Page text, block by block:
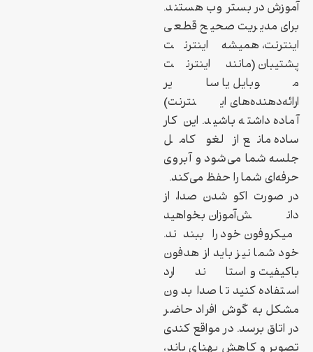
آموزش در بستر وب هستند.
برای مدیریت صحیح قطعی
اینترنت، همیشه اینترنت
پشتیبان (مانند اینترنت
موبایل یا سایر
ارائه‌دهنده‌های اینترنت)
آماده داشته باشید. این کار
ساده مانع از لغو کامل
جلسه شما می‌شود و آبروی
حرفه‌ای شما را حفظ می‌کند.
در صورت اکو شدن صدا، از
دانش‌آموزان بخواهید
میکروفون خود را ببندند.
خود شما نیز باید از هدفون
باکیفیت و استاندارد
استفاده کنید تا صدا بدون
مشکل به گوش افراد حاضر
در اتاق برسد. در مواقع کندی